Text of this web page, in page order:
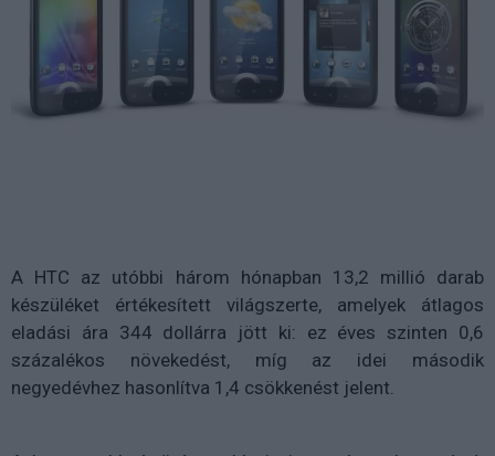
A HTC az utóbbi három hónapban 13,2 millió darab
készüléket értékesített világszerte, amelyek átlagos
eladási ára 344 dollárra jött ki: ez éves szinten 0,6
százalékos növekedést, míg az idei második
negyedévhez hasonlítva 1,4 csökkenést jelent.